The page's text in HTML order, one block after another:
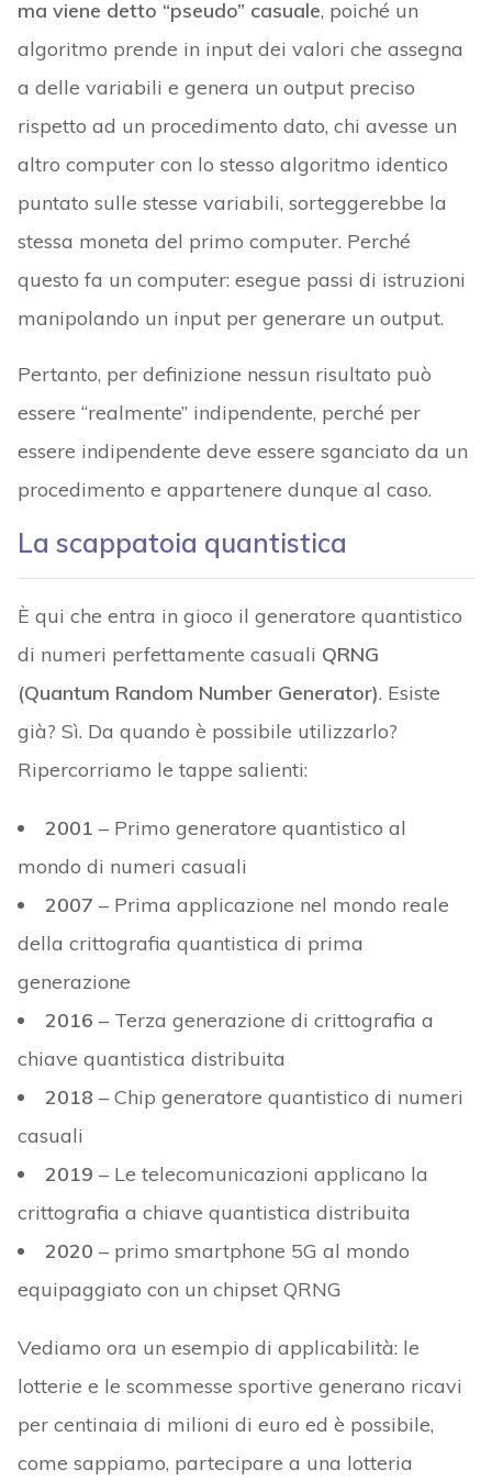
ma viene detto “pseudo” casuale, poiché un
algoritmo prende in input dei valori che assegna
a delle variabili e genera un output preciso
rispetto ad un procedimento dato, chi avesse un
altro computer con lo stesso algoritmo identico
puntato sulle stesse variabili, sorteggerebbe la
stessa moneta del primo computer. Perché
questo fa un computer: esegue passi di istruzioni
manipolando un input per generare un output.
Pertanto, per definizione nessun risultato può
essere “realmente” indipendente, perché per
essere indipendente deve essere sganciato da un
procedimento e appartenere dunque al caso.
La scappatoia quantistica
È qui che entra in gioco il generatore quantistico
di numeri perfettamente casuali QRNG
(Quantum Random Number Generator). Esiste
già? Sì. Da quando è possibile utilizzarlo?
Ripercorriamo le tappe salienti:
2001 – Primo generatore quantistico al
mondo di numeri casuali
2007 – Prima applicazione nel mondo reale
della crittografia quantistica di prima
generazione
2016 – Terza generazione di crittografia a
chiave quantistica distribuita
2018 – Chip generatore quantistico di numeri
casuali
2019 – Le telecomunicazioni applicano la
crittografia a chiave quantistica distribuita
2020 – primo smartphone 5G al mondo
equipaggiato con un chipset QRNG
Vediamo ora un esempio di applicabilità: le
lotterie e le scommesse sportive generano ricavi
per centinaia di milioni di euro ed è possibile,
come sappiamo, partecipare a una lotteria